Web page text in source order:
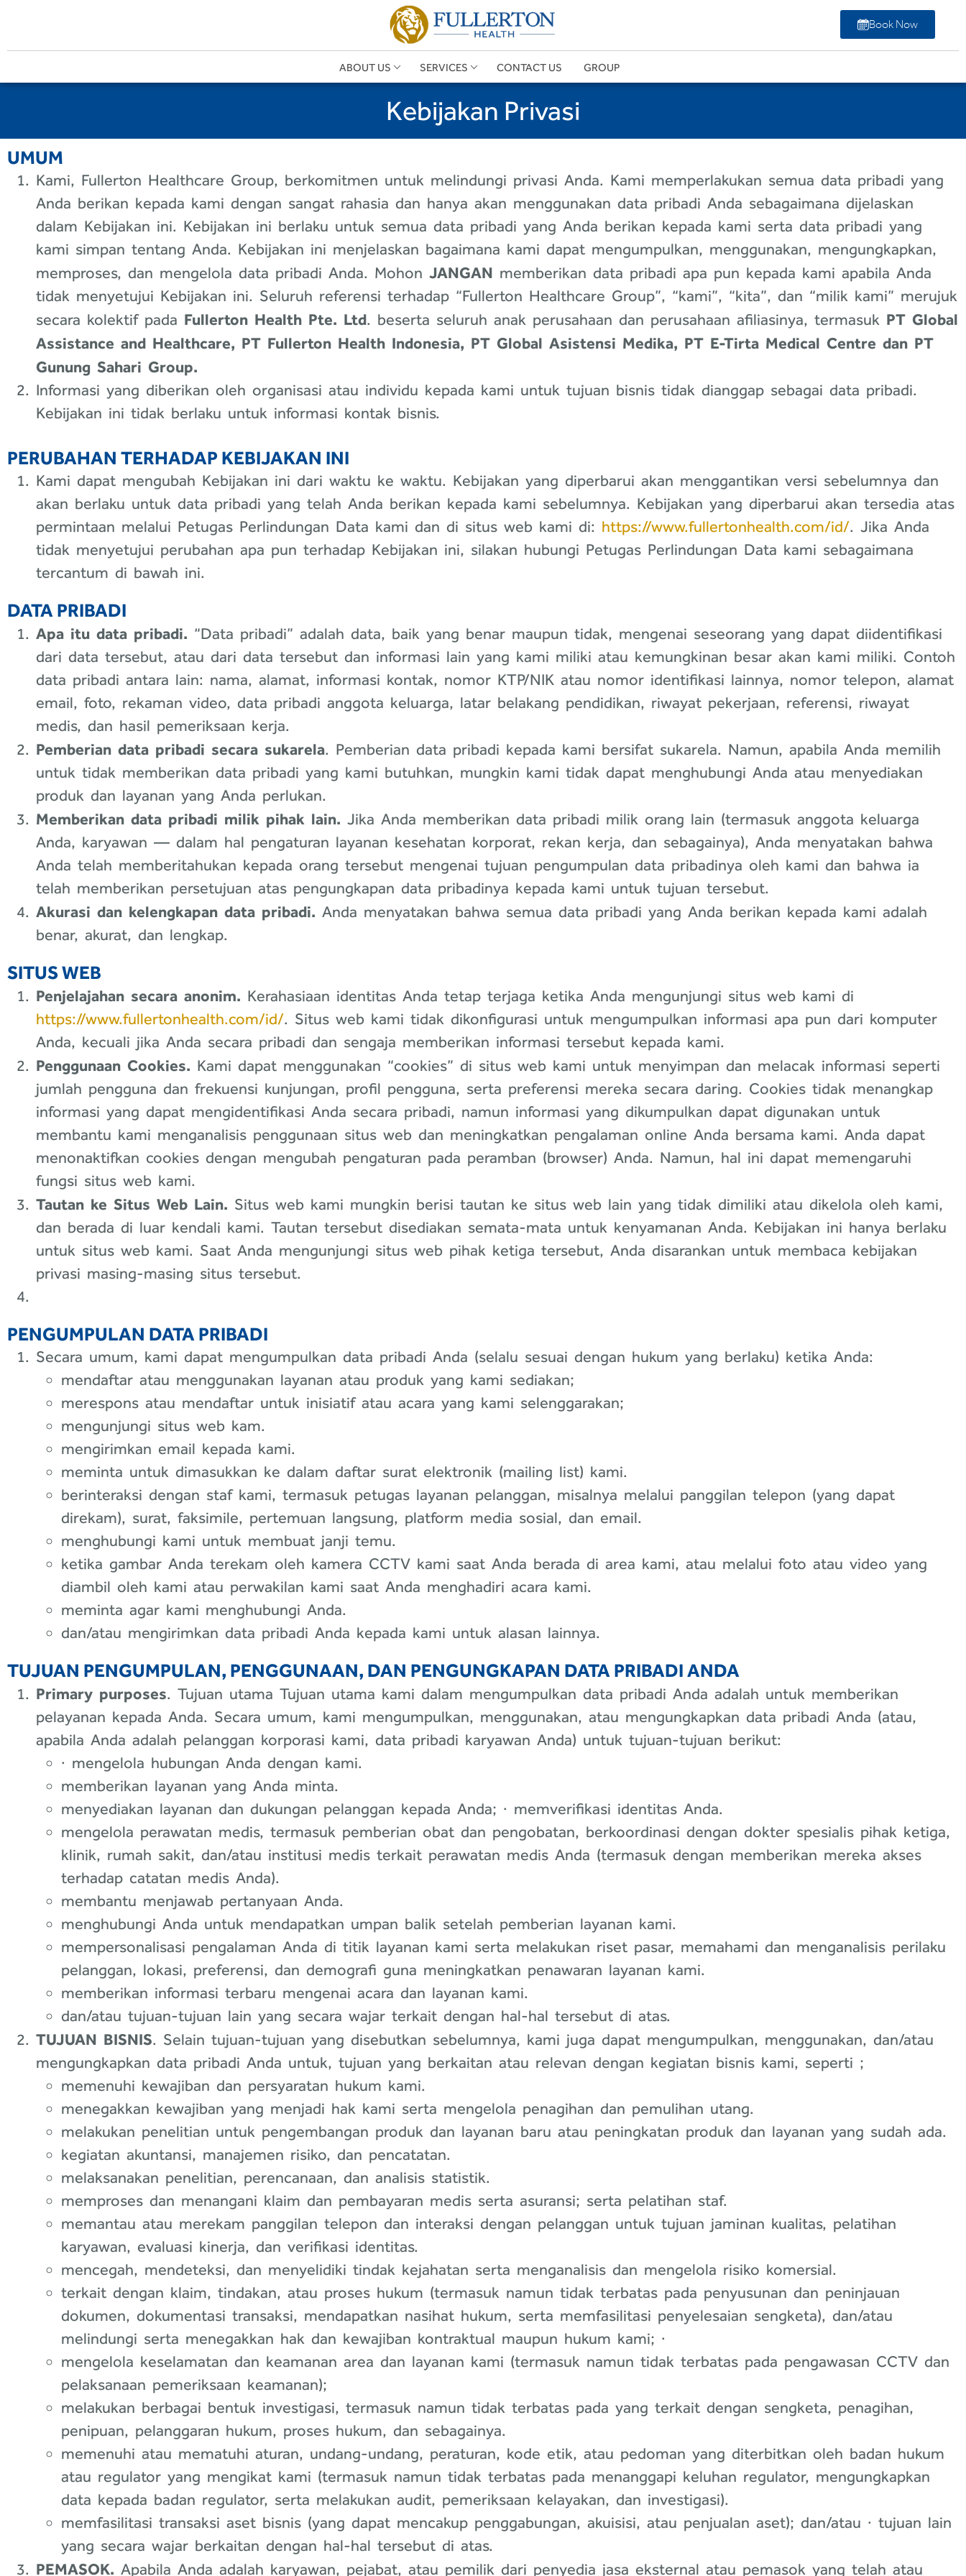
Book Now
ABOUT US SERVICES CONTACT US GROUP
Kebijakan Privasi
UMUM
Kami, Fullerton Healthcare Group, berkomitmen untuk melindungi privasi Anda. Kami memperlakukan semua data pribadi yang
Anda berikan kepada kami dengan sangat rahasia dan hanya akan menggunakan data pribadi Anda sebagaimana dijelaskan
dalam Kebijakan ini. Kebijakan ini berlaku untuk semua data pribadi yang Anda berikan kepada kami serta data pribadi yang
kami simpan tentang Anda. Kebijakan ini menjelaskan bagaimana kami dapat mengumpulkan, menggunakan, mengungkapkan,
memproses, dan mengelola data pribadi Anda. Mohon JANGAN memberikan data pribadi apa pun kepada kami apabila Anda
tidak menyetujui Kebijakan ini. Seluruh referensi terhadap “Fullerton Healthcare Group”, “kami”, “kita”, dan “milik kami” merujuk
secara kolektif pada Fullerton Health Pte. Ltd. beserta seluruh anak perusahaan dan perusahaan afiliasinya, termasuk PT Global
Assistance and Healthcare, PT Fullerton Health Indonesia, PT Global Asistensi Medika, PT E-Tirta Medical Centre dan PT
Gunung Sahari Group.
Informasi yang diberikan oleh organisasi atau individu kepada kami untuk tujuan bisnis tidak dianggap sebagai data pribadi.
Kebijakan ini tidak berlaku untuk informasi kontak bisnis.
PERUBAHAN TERHADAP KEBIJAKAN INI
Kami dapat mengubah Kebijakan ini dari waktu ke waktu. Kebijakan yang diperbarui akan menggantikan versi sebelumnya dan
akan berlaku untuk data pribadi yang telah Anda berikan kepada kami sebelumnya. Kebijakan yang diperbarui akan tersedia atas
permintaan melalui Petugas Perlindungan Data kami dan di situs web kami di: https://www.fullertonhealth.com/id/. Jika Anda
tidak menyetujui perubahan apa pun terhadap Kebijakan ini, silakan hubungi Petugas Perlindungan Data kami sebagaimana
tercantum di bawah ini.
DATA PRIBADI
Apa itu data pribadi. “Data pribadi” adalah data, baik yang benar maupun tidak, mengenai seseorang yang dapat diidentifikasi
dari data tersebut, atau dari data tersebut dan informasi lain yang kami miliki atau kemungkinan besar akan kami miliki. Contoh
data pribadi antara lain: nama, alamat, informasi kontak, nomor KTP/NIK atau nomor identifikasi lainnya, nomor telepon, alamat
email, foto, rekaman video, data pribadi anggota keluarga, latar belakang pendidikan, riwayat pekerjaan, referensi, riwayat
medis, dan hasil pemeriksaan kerja.
Pemberian data pribadi secara sukarela. Pemberian data pribadi kepada kami bersifat sukarela. Namun, apabila Anda memilih
untuk tidak memberikan data pribadi yang kami butuhkan, mungkin kami tidak dapat menghubungi Anda atau menyediakan
produk dan layanan yang Anda perlukan.
Memberikan data pribadi milik pihak lain. Jika Anda memberikan data pribadi milik orang lain (termasuk anggota keluarga
Anda, karyawan — dalam hal pengaturan layanan kesehatan korporat, rekan kerja, dan sebagainya), Anda menyatakan bahwa
Anda telah memberitahukan kepada orang tersebut mengenai tujuan pengumpulan data pribadinya oleh kami dan bahwa ia
telah memberikan persetujuan atas pengungkapan data pribadinya kepada kami untuk tujuan tersebut.
Akurasi dan kelengkapan data pribadi. Anda menyatakan bahwa semua data pribadi yang Anda berikan kepada kami adalah
benar, akurat, dan lengkap.
SITUS WEB
Penjelajahan secara anonim. Kerahasiaan identitas Anda tetap terjaga ketika Anda mengunjungi situs web kami di
https://www.fullertonhealth.com/id/. Situs web kami tidak dikonfigurasi untuk mengumpulkan informasi apa pun dari komputer
Anda, kecuali jika Anda secara pribadi dan sengaja memberikan informasi tersebut kepada kami.
Penggunaan Cookies. Kami dapat menggunakan “cookies” di situs web kami untuk menyimpan dan melacak informasi seperti
jumlah pengguna dan frekuensi kunjungan, profil pengguna, serta preferensi mereka secara daring. Cookies tidak menangkap
informasi yang dapat mengidentifikasi Anda secara pribadi, namun informasi yang dikumpulkan dapat digunakan untuk
membantu kami menganalisis penggunaan situs web dan meningkatkan pengalaman online Anda bersama kami. Anda dapat
menonaktifkan cookies dengan mengubah pengaturan pada peramban (browser) Anda. Namun, hal ini dapat memengaruhi
fungsi situs web kami.
Tautan ke Situs Web Lain. Situs web kami mungkin berisi tautan ke situs web lain yang tidak dimiliki atau dikelola oleh kami,
dan berada di luar kendali kami. Tautan tersebut disediakan semata-mata untuk kenyamanan Anda. Kebijakan ini hanya berlaku
untuk situs web kami. Saat Anda mengunjungi situs web pihak ketiga tersebut, Anda disarankan untuk membaca kebijakan
privasi masing-masing situs tersebut.
PENGUMPULAN DATA PRIBADI
Secara umum, kami dapat mengumpulkan data pribadi Anda (selalu sesuai dengan hukum yang berlaku) ketika Anda:
mendaftar atau menggunakan layanan atau produk yang kami sediakan;
merespons atau mendaftar untuk inisiatif atau acara yang kami selenggarakan;
mengunjungi situs web kam.
mengirimkan email kepada kami.
meminta untuk dimasukkan ke dalam daftar surat elektronik (mailing list) kami.
berinteraksi dengan staf kami, termasuk petugas layanan pelanggan, misalnya melalui panggilan telepon (yang dapat
direkam), surat, faksimile, pertemuan langsung, platform media sosial, dan email.
menghubungi kami untuk membuat janji temu.
ketika gambar Anda terekam oleh kamera CCTV kami saat Anda berada di area kami, atau melalui foto atau video yang
diambil oleh kami atau perwakilan kami saat Anda menghadiri acara kami.
meminta agar kami menghubungi Anda.
dan/atau mengirimkan data pribadi Anda kepada kami untuk alasan lainnya.
TUJUAN PENGUMPULAN, PENGGUNAAN, DAN PENGUNGKAPAN DATA PRIBADI ANDA
Primary purposes. Tujuan utama Tujuan utama kami dalam mengumpulkan data pribadi Anda adalah untuk memberikan
pelayanan kepada Anda. Secara umum, kami mengumpulkan, menggunakan, atau mengungkapkan data pribadi Anda (atau,
apabila Anda adalah pelanggan korporasi kami, data pribadi karyawan Anda) untuk tujuan-tujuan berikut:
· mengelola hubungan Anda dengan kami.
memberikan layanan yang Anda minta.
menyediakan layanan dan dukungan pelanggan kepada Anda; · memverifikasi identitas Anda.
mengelola perawatan medis, termasuk pemberian obat dan pengobatan, berkoordinasi dengan dokter spesialis pihak ketiga,
klinik, rumah sakit, dan/atau institusi medis terkait perawatan medis Anda (termasuk dengan memberikan mereka akses
terhadap catatan medis Anda).
membantu menjawab pertanyaan Anda.
menghubungi Anda untuk mendapatkan umpan balik setelah pemberian layanan kami.
mempersonalisasi pengalaman Anda di titik layanan kami serta melakukan riset pasar, memahami dan menganalisis perilaku
pelanggan, lokasi, preferensi, dan demografi guna meningkatkan penawaran layanan kami.
memberikan informasi terbaru mengenai acara dan layanan kami.
dan/atau tujuan-tujuan lain yang secara wajar terkait dengan hal-hal tersebut di atas.
TUJUAN BISNIS. Selain tujuan-tujuan yang disebutkan sebelumnya, kami juga dapat mengumpulkan, menggunakan, dan/atau
mengungkapkan data pribadi Anda untuk, tujuan yang berkaitan atau relevan dengan kegiatan bisnis kami, seperti ;
memenuhi kewajiban dan persyaratan hukum kami.
menegakkan kewajiban yang menjadi hak kami serta mengelola penagihan dan pemulihan utang.
melakukan penelitian untuk pengembangan produk dan layanan baru atau peningkatan produk dan layanan yang sudah ada.
kegiatan akuntansi, manajemen risiko, dan pencatatan.
melaksanakan penelitian, perencanaan, dan analisis statistik.
memproses dan menangani klaim dan pembayaran medis serta asuransi; serta pelatihan staf.
memantau atau merekam panggilan telepon dan interaksi dengan pelanggan untuk tujuan jaminan kualitas, pelatihan
karyawan, evaluasi kinerja, dan verifikasi identitas.
mencegah, mendeteksi, dan menyelidiki tindak kejahatan serta menganalisis dan mengelola risiko komersial.
terkait dengan klaim, tindakan, atau proses hukum (termasuk namun tidak terbatas pada penyusunan dan peninjauan
dokumen, dokumentasi transaksi, mendapatkan nasihat hukum, serta memfasilitasi penyelesaian sengketa), dan/atau
melindungi serta menegakkan hak dan kewajiban kontraktual maupun hukum kami; ·
mengelola keselamatan dan keamanan area dan layanan kami (termasuk namun tidak terbatas pada pengawasan CCTV dan
pelaksanaan pemeriksaan keamanan);
melakukan berbagai bentuk investigasi, termasuk namun tidak terbatas pada yang terkait dengan sengketa, penagihan,
penipuan, pelanggaran hukum, proses hukum, dan sebagainya.
memenuhi atau mematuhi aturan, undang-undang, peraturan, kode etik, atau pedoman yang diterbitkan oleh badan hukum
atau regulator yang mengikat kami (termasuk namun tidak terbatas pada menanggapi keluhan regulator, mengungkapkan
data kepada badan regulator, serta melakukan audit, pemeriksaan kelayakan, dan investigasi).
memfasilitasi transaksi aset bisnis (yang dapat mencakup penggabungan, akuisisi, atau penjualan aset); dan/atau · tujuan lain
yang secara wajar berkaitan dengan hal-hal tersebut di atas.
PEMASOK. Apabila Anda adalah karyawan, pejabat, atau pemilik dari penyedia jasa eksternal atau pemasok yang telah atau